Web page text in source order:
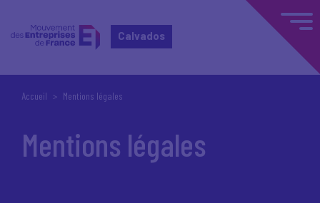
Calvados
Accueil Mentions légales
Mentions légales